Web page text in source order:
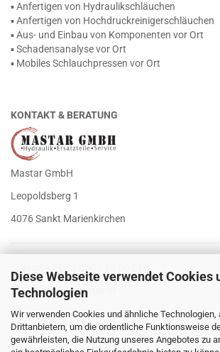
Diese Webseite verwendet Cookies
Technologien
Wir verwenden Cookies und ähnliche Technologien,
Drittanbietern, um die ordentliche Funktionsweise
gewährleisten, die Nutzung unseres Angebotes zu
▪ Anfertigen von Hydraulikschläuchen
▪ Anfertigen von Hochdruckreinigerschläuchen
▪ Aus- und Einbau von Komponenten vor Ort
▪ Schadensanalyse vor Ort
▪ Mobiles Schlauchpressen vor Ort
KONTAKT & BERATUNG
Mastar GmbH
Leopoldsberg 1
4076 Sankt Marienkirchen
E-Mailoffice@mastar.at